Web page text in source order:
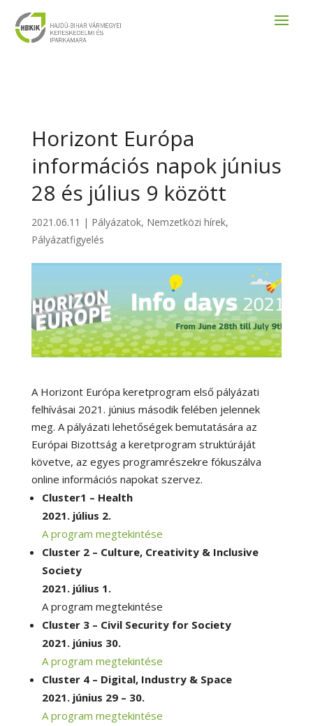
Horizont Európa
információs napok június
28 és július 9 között
2021.06.11 | Pályázatok, Nemzetközi hírek,
Pályázatfigyelés
A Horizont Európa keretprogram első pályázati
felhívásai 2021. június második felében jelennek
meg. A pályázati lehetőségek bemutatására az
Európai Bizottság a keretprogram struktúráját
követve, az egyes programrészekre fókuszálva
online információs napokat szervez.
Cluster1 – Health
2021. július 2.
A program megtekintése
Cluster 2 – Culture, Creativity & Inclusive
Society
2021. július 1.
A program megtekintése
Cluster 3 – Civil Security for Society
2021. június 30.
A program megtekintése
Cluster 4 – Digital, Industry & Space
2021. június 29 – 30.
A program megtekintése